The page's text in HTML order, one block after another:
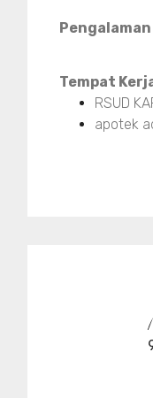
Tempat
RSUD
apotek